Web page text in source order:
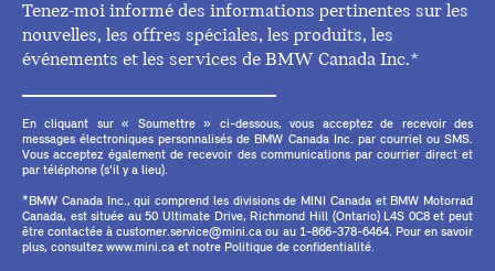
Tenez-moi informé des informations pertinentes sur les
nouvelles, les offres spéciales, les produits, les
événements et les services de BMW Canada Inc.*
En cliquant sur « Soumettre » ci-dessous, vous acceptez de recevoir des
messages électroniques personnalisés de BMW Canada Inc. par courriel ou SMS.
Vous acceptez également de recevoir des communications par courrier direct et
par téléphone (s'il y a lieu).
*BMW Canada Inc., qui comprend les divisions de MINI Canada et BMW Motorrad
Canada, est située au 50 Ultimate Drive, Richmond Hill (Ontario) L4S 0C8 et peut
être contactée à customer.service@mini.ca ou au 1-866-378-6464. Pour en savoir
plus, consultez www.mini.ca et notre Politique de confidentialité.